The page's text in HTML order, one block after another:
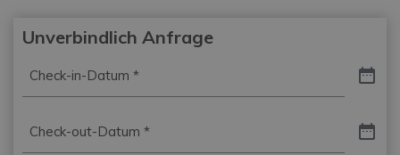
Unverbindlich Anfrage